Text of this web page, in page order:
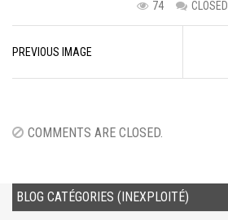
74 CLOSED
navigation
PREVIOUS IMAGE
COMMENTS ARE CLOSED.
BLOG CATÉGORIES (INEXPLOITÉ)